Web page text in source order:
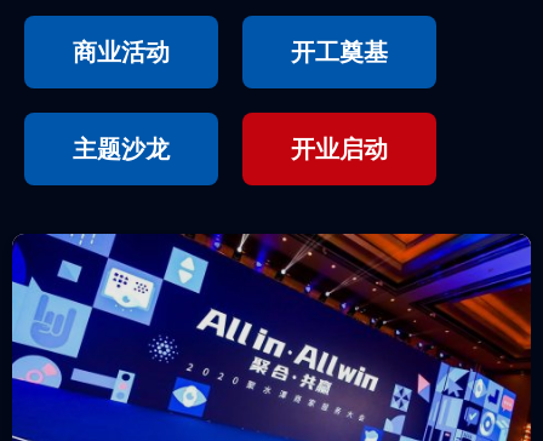
商业活动 开工奠基
主题沙龙 开业启动